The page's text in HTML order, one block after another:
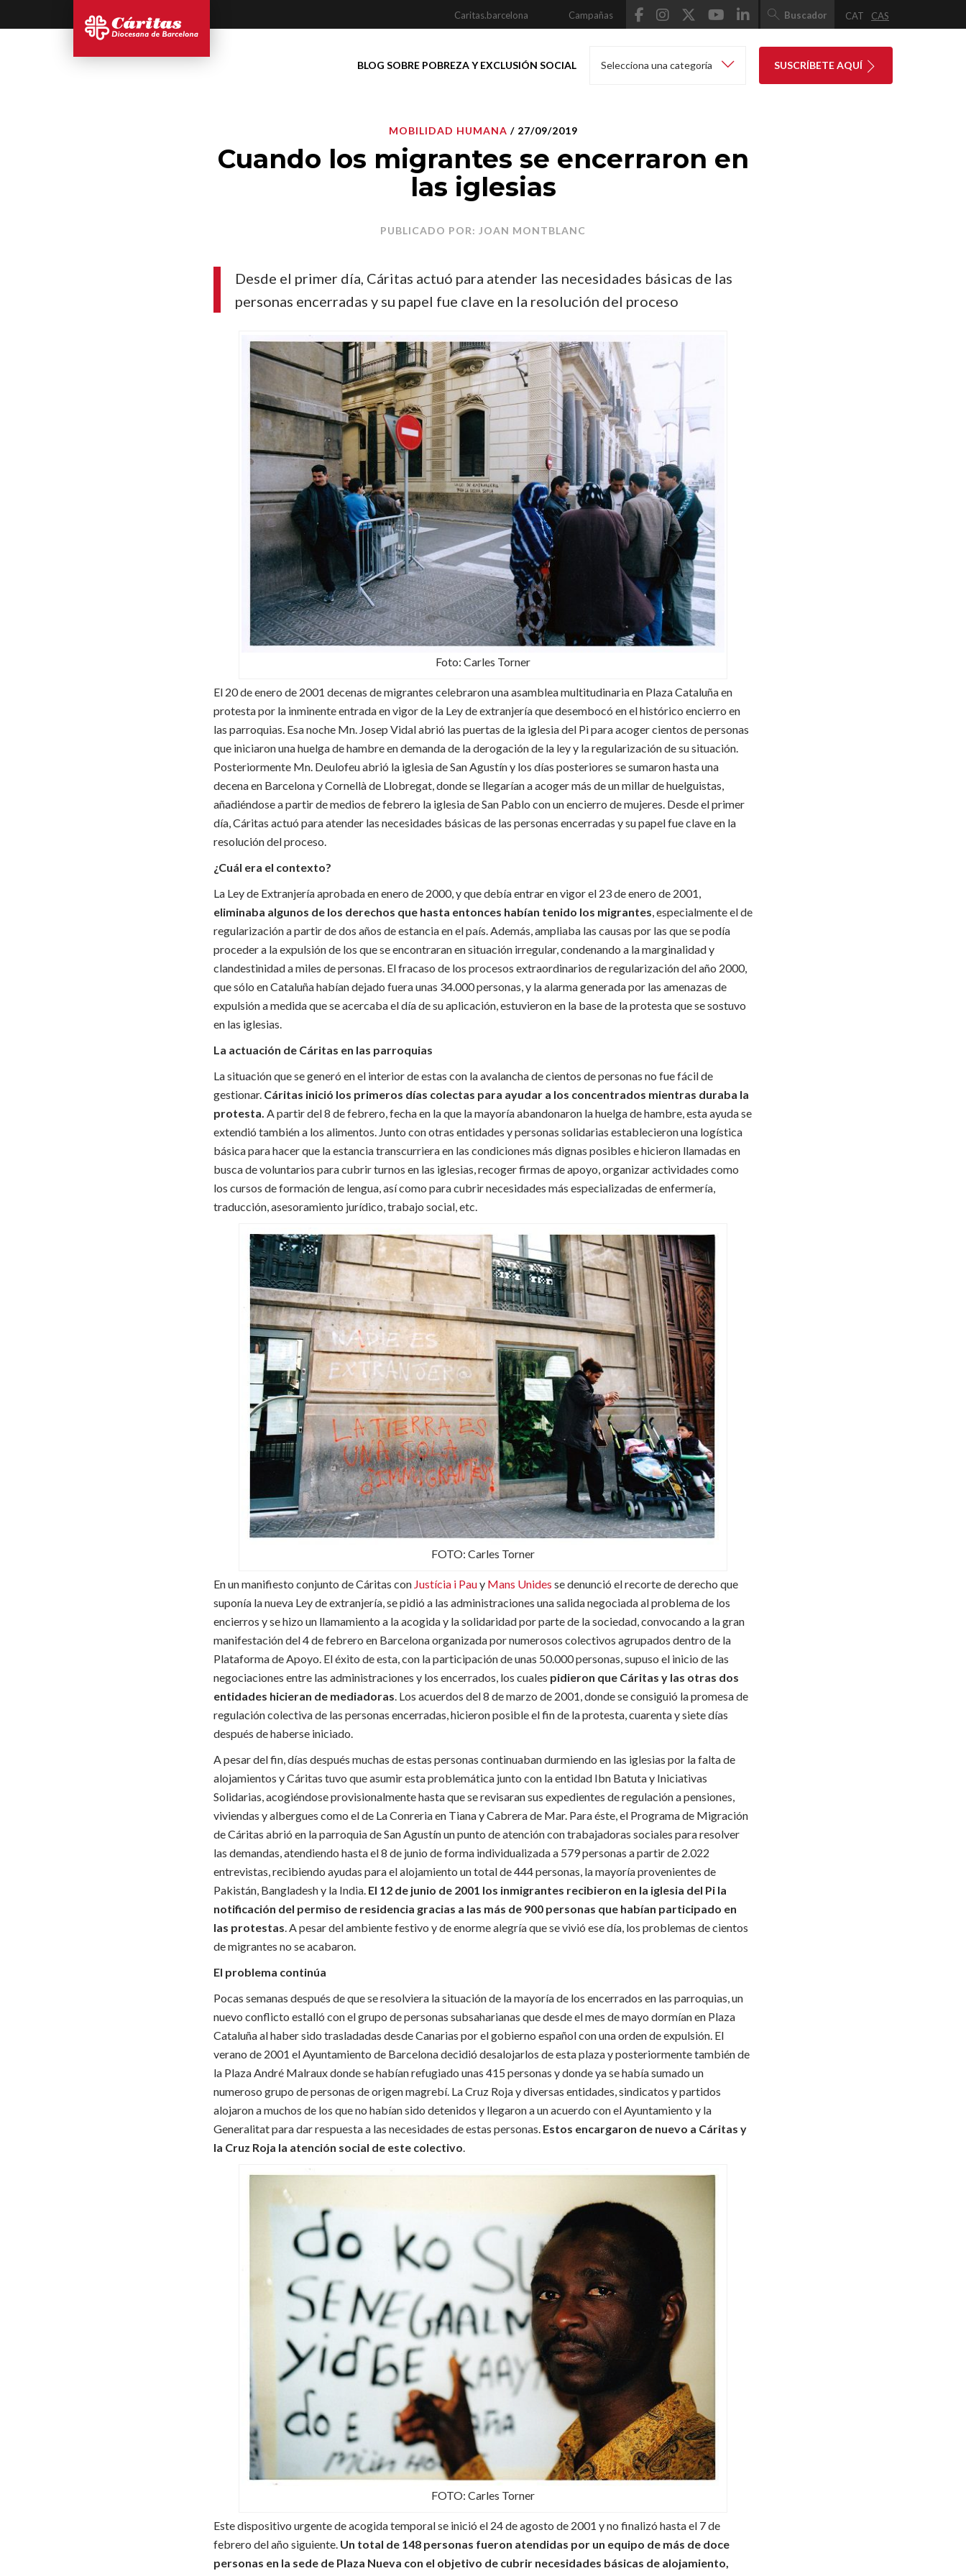
Caritas.barcelona Campañas Buscador CAT CAS
BLOG SOBRE POBREZA Y EXCLUSIÓN SOCIAL Selecciona una categoría SUSCRÍBETE AQUÍ
MOBILIDAD HUMANA / 27/09/2019
Cuando los migrantes se encerraron en
las iglesias
PUBLICADO POR: JOAN MONTBLANC
Desde el primer día, Cáritas actuó para atender las necesidades básicas de las
personas encerradas y su papel fue clave en la resolución del proceso
Foto: Carles Torner
El 20 de enero de 2001 decenas de migrantes celebraron una asamblea multitudinaria en Plaza Cataluña en
protesta por la inminente entrada en vigor de la Ley de extranjería que desembocó en el histórico encierro en
las parroquias. Esa noche Mn. Josep Vidal abrió las puertas de la iglesia del Pi para acoger cientos de personas
que iniciaron una huelga de hambre en demanda de la derogación de la ley y la regularización de su situación.
Posteriormente Mn. Deulofeu abrió la iglesia de San Agustín y los días posteriores se sumaron hasta una
decena en Barcelona y Cornellà de Llobregat, donde se llegarían a acoger más de un millar de huelguistas,
añadiéndose a partir de medios de febrero la iglesia de San Pablo con un encierro de mujeres. Desde el primer
día, Cáritas actuó para atender las necesidades básicas de las personas encerradas y su papel fue clave en la
resolución del proceso.
¿Cuál era el contexto?
La Ley de Extranjería aprobada en enero de 2000, y que debía entrar en vigor el 23 de enero de 2001,
eliminaba algunos de los derechos que hasta entonces habían tenido los migrantes , especialmente el de
regularización a partir de dos años de estancia en el país. Además, ampliaba las causas por las que se podía
proceder a la expulsión de los que se encontraran en situación irregular, condenando a la marginalidad y
clandestinidad a miles de personas. El fracaso de los procesos extraordinarios de regularización del año 2000,
que sólo en Cataluña habían dejado fuera unas 34.000 personas, y la alarma generada por las amenazas de
expulsión a medida que se acercaba el día de su aplicación, estuvieron en la base de la protesta que se sostuvo
en las iglesias.
La actuación de Cáritas en las parroquias
La situación que se generó en el interior de estas con la avalancha de cientos de personas no fue fácil de
gestionar. Cáritas inició los primeros días colectas para ayudar a los concentrados mientras duraba la
protesta. A partir del 8 de febrero, fecha en la que la mayoría abandonaron la huelga de hambre, esta ayuda se
extendió también a los alimentos. Junto con otras entidades y personas solidarias establecieron una logística
básica para hacer que la estancia transcurriera en las condiciones más dignas posibles e hicieron llamadas en
busca de voluntarios para cubrir turnos en las iglesias, recoger firmas de apoyo, organizar actividades como
los cursos de formación de lengua, así como para cubrir necesidades más especializadas de enfermería,
traducción, asesoramiento jurídico, trabajo social, etc.
FOTO: Carles Torner
En un manifiesto conjunto de Cáritas con Justícia i Pauy Mans Unides se denunció el recorte de derecho que
suponía la nueva Ley de extranjería, se pidió a las administraciones una salida negociada al problema de los
encierros y se hizo un llamamiento a la acogida y la solidaridad por parte de la sociedad, convocando a la gran
manifestación del 4 de febrero en Barcelona organizada por numerosos colectivos agrupados dentro de la
Plataforma de Apoyo. El éxito de esta, con la participación de unas 50.000 personas, supuso el inicio de las
negociaciones entre las administraciones y los encerrados, los cuales pidieron que Cáritas y las otras dos
entidades hicieran de mediadoras. Los acuerdos del 8 de marzo de 2001, donde se consiguió la promesa de
regulación colectiva de las personas encerradas, hicieron posible el fin de la protesta, cuarenta y siete días
después de haberse iniciado.
A pesar del fin, días después muchas de estas personas continuaban durmiendo en las iglesias por la falta de
alojamientos y Cáritas tuvo que asumir esta problemática junto con la entidad Ibn Batuta y Iniciativas
Solidarias, acogiéndose provisionalmente hasta que se revisaran sus expedientes de regulación a pensiones,
viviendas y albergues como el de La Conreria en Tiana y Cabrera de Mar. Para éste, el Programa de Migración
de Cáritas abrió en la parroquia de San Agustín un punto de atención con trabajadoras sociales para resolver
las demandas, atendiendo hasta el 8 de junio de forma individualizada a 579 personas a partir de 2.022
entrevistas, recibiendo ayudas para el alojamiento un total de 444 personas, la mayoría provenientes de
Pakistán, Bangladesh y la India. El 12 de junio de 2001 los inmigrantes recibieron en la iglesia del Pi la
notificación del permiso de residencia gracias a las más de 900 personas que habían participado en
las protestas. A pesar del ambiente festivo y de enorme alegría que se vivió ese día, los problemas de cientos
de migrantes no se acabaron.
El problema continúa
Pocas semanas después de que se resolviera la situación de la mayoría de los encerrados en las parroquias, un
nuevo conflicto estalló con el grupo de personas subsaharianas que desde el mes de mayo dormían en Plaza
Cataluña al haber sido trasladadas desde Canarias por el gobierno español con una orden de expulsión. El
verano de 2001 el Ayuntamiento de Barcelona decidió desalojarlos de esta plaza y posteriormente también de
la Plaza André Malraux donde se habían refugiado unas 415 personas y donde ya se había sumado un
numeroso grupo de personas de origen magrebí. La Cruz Roja y diversas entidades, sindicatos y partidos
alojaron a muchos de los que no habían sido detenidos y llegaron a un acuerdo con el Ayuntamiento y la
Generalitat para dar respuesta a las necesidades de estas personas. Estos encargaron de nuevo a Cáritas y
la Cruz Roja la atención social de este colectivo.
FOTO: Carles Torner
Este dispositivo urgente de acogida temporal se inició el 24 de agosto de 2001 y no finalizó hasta el 7 de
febrero del año siguiente. Un total de 148 personas fueron atendidas por un equipo de más de doce
personas en la sede de Plaza Nueva con el objetivo de cubrir necesidades básicas de alojamiento,